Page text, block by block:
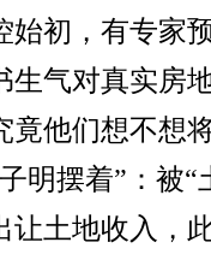
，有专家预
生气对真实房
竟他们想不想
明摆着”：被
让土地收入，